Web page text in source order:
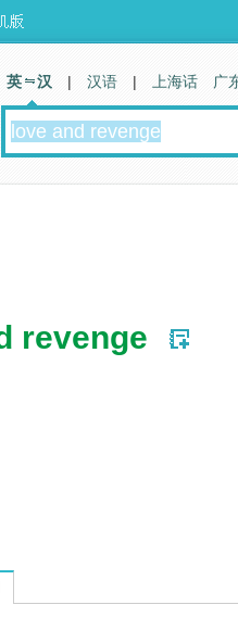
revenge
相关资料：
英 汉 | 汉语 | 上海话 广